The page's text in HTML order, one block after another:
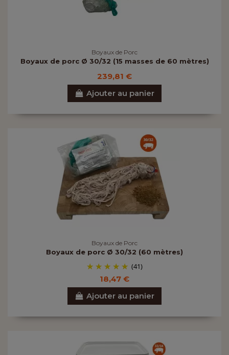
Boyaux de Porc
Boyaux de porc Ø 30/32 (15 masses de 60 mètres)
239,81 €
Ajouter au panier
Boyaux de Porc
Boyaux de porc Ø 30/32 (60 mètres)
(41)
18,47 €
Ajouter au panier